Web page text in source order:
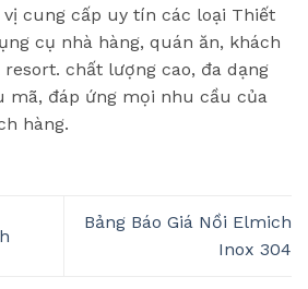
vị cung cấp uy tín các loại Thiết
cụ nhà hàng, quán ăn, khách
resort. chất lượng cao, đa dạng
mã, đáp ứng mọi nhu cầu của
hàng.
Bảng Báo Giá Nồi Elmich
Inox 304